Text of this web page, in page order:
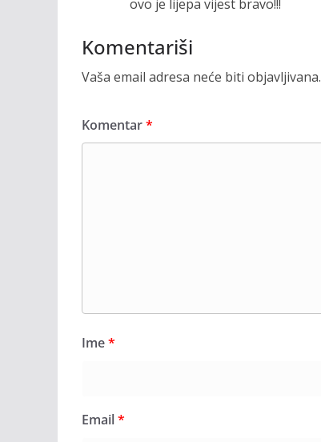
ovo je lijepa vijest bravo!!!
Komentariši
Vaša email adresa neće biti objavljivana.
Komentar*
Ime*
Email*